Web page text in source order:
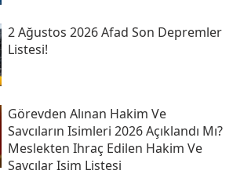
2 Ağustos 2026 Afad Son Depremler
Listesi!
Görevden Alınan Hakim Ve
Savcıların Isimleri 2026 Açıklandı Mı?
Meslekten Ihraç Edilen Hakim Ve
Savcılar Isim Listesi